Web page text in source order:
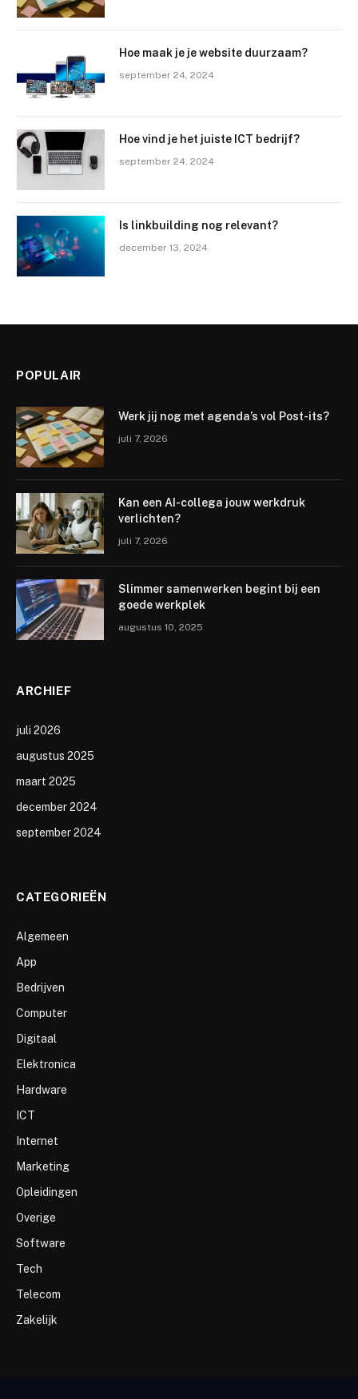
Hoe maak je je website duurzaam?
september 24, 2024
Hoe vind je het juiste ICT bedrijf?
september 24, 2024
Is linkbuilding nog relevant?
december 13, 2024
POPULAIR
Werk jij nog met agenda’s vol Post-its?
juli 7, 2026
Kan een AI-collega jouw werkdruk
verlichten?
juli 7, 2026
Slimmer samenwerken begint bij een
goede werkplek
augustus 10, 2025
ARCHIEF
juli 2026
augustus 2025
maart 2025
december 2024
september 2024
CATEGORIEËN
Algemeen
App
Bedrijven
Computer
Digitaal
Elektronica
Hardware
ICT
Internet
Marketing
Opleidingen
Overige
Software
Tech
Telecom
Zakelijk